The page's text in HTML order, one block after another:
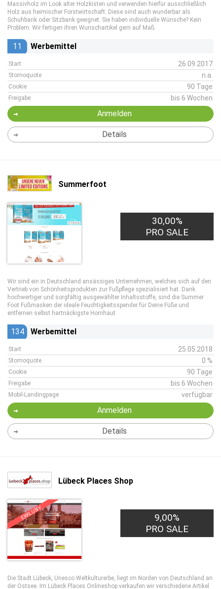
Massivholz im Look alter Holzkisten und verwenden hierfür ausschließlich
Holz aus heimischer Forstwirtschaft. Diese sind auch wunderbar als
Schuhbank oder Sitzbank geeignet. Sie haben individuelle Wünsche? Kein
Problem. Wir fertigen ihren Wunschartikel gern auf Maß.
11 Werbemittel
Start 26.09.2017
Stornoquote n.a.
Cookie 90 Tage
Freigabe bis 6 Wochen
Anmelden
Details
Summerfoot
30,00%
PRO SALE
Wir sind ein in Deutschland ansässiges Unternehmen, welches sich auf den
Vertrieb von Schönheitsprodukten zur Fußpflege spezialisiert hat. Dank
hochwertiger und sorgfältig ausgewählter Inhaltsstoffe, sind die Summer
Foot Fußmasken der ideale Feuchtigkeitsspender für Deine Füße und
entfernen selbst hartnäckigste Hornhaut
134 Werbemittel
Start 25.05.2018
Stornoquote 0 %
Cookie 90 Tage
Freigabe bis 6 Wochen
Mobil-Landingpage verfügbar
Anmelden
Details
Lübeck Places Shop
EXKLUSIV
9,00%
PRO SALE
Die Stadt Lübeck, Unesco Weltkulturerbe, liegt im Norden von Deutschland an
der Ostsee. Im Lübeck Places Onlineshop verkaufen wir verschiedene Artikel